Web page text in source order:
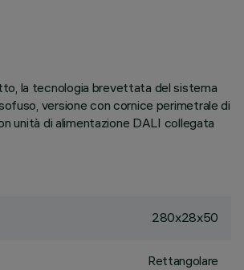
la tecnologia brevettata del sistema
versione con cornice perimetrale di
unità di alimentazione DALI collegata
280x28x50
Rettangolare